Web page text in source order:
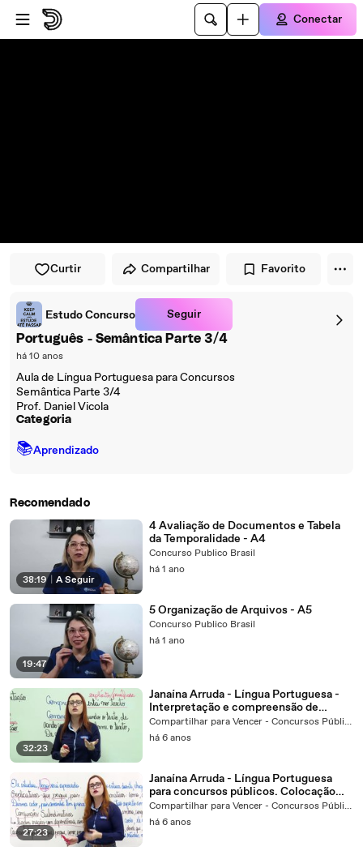
Pular para o player
Ir para o conteúdo principal
Conectar
Curtir Compartilhar Favorito
Estudo Concurso Seguir
Português - Semântica Parte 3/4
há 10 anos
Aula de Língua Portuguesa para Concursos
Semântica Parte 3/4
Prof. Daniel Vicola
Categoria
📚Aprendizado
Recomendado
38:19 A Seguir
4 Avaliação de Documentos e Tabela
da Temporalidade - A4
Concurso Publico Brasil
há 1 ano
19:47
5 Organização de Arquivos - A5
Concurso Publico Brasil
há 1 ano
32:23
Janaína Arruda - Língua Portuguesa -
Interpretação e compreensão de
textos. Português para concursos.
Compartilhar para Vencer - Concursos Públicos.
há 6 anos
27:23
Janaína Arruda - Língua Portuguesa
para concursos públicos. Colocação
Pronominal. Português.
Compartilhar para Vencer - Concursos Públicos.
há 6 anos